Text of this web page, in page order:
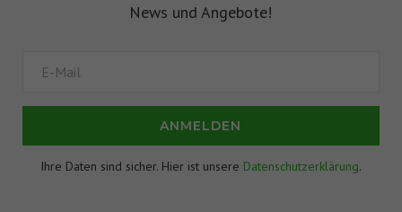
News und Angebote!
ANMELDEN
Ihre Daten sind sicher. Hier ist unsere Datenschutzerklärung.